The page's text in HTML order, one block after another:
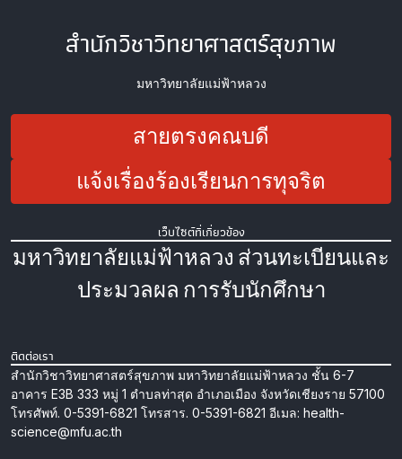
สำนักวิชาวิทยาศาสตร์สุขภาพ
มหาวิทยาลัยแม่ฟ้าหลวง
สายตรงคณบดี
แจ้งเรื่องร้องเรียนการทุจริต
เว็บไซต์ที่เกี่ยวข้อง
มหาวิทยาลัยแม่ฟ้าหลวง ส่วนทะเบียนและ
ประมวลผล การรับนักศึกษา
ติดต่อเรา
สำนักวิชาวิทยาศาสตร์สุขภาพ มหาวิทยาลัยแม่ฟ้าหลวง ชั้น 6-7
อาคาร E3B 333 หมู่ 1 ตำบลท่าสุด อำเภอเมือง จังหวัดเชียงราย 57100
โทรศัพท์. 0-5391-6821 โทรสาร. 0-5391-6821 อีเมล: health-
science@mfu.ac.th